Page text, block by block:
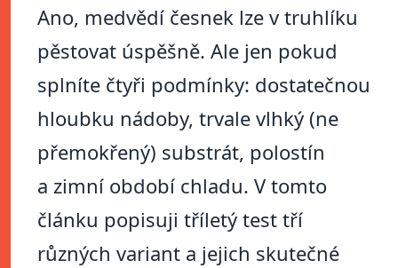
Ano, medvědí česnek lze v truhlíku
pěstovat úspěšně. Ale jen pokud
splníte čtyři podmínky: dostatečnou
hloubku nádoby, trvale vlhký (ne
přemokřený) substrát, polostín
a zimní období chladu. V tomto
článku popisuji tříletý test tří
různých variant a jejich skutečné